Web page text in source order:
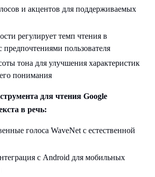
и акцентов для поддерживаемых
регулирует темп чтения в
предпочтениями пользователя
тона для улучшения характеристик
понимания
для чтения Google
в речь:
голоса WaveNet с естественной
с Android для мобильных